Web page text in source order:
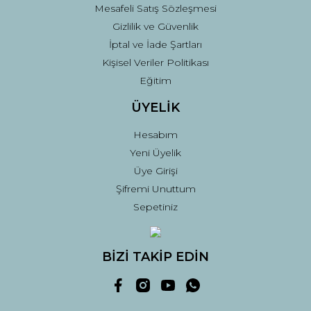
Mesafeli Satış Sözleşmesi
Gizlilik ve Güvenlik
İptal ve İade Şartları
Kişisel Veriler Politikası
Eğitim
ÜYELİK
Hesabım
Yeni Üyelik
Üye Girişi
Şifremi Unuttum
Sepetiniz
BİZİ TAKİP EDİN